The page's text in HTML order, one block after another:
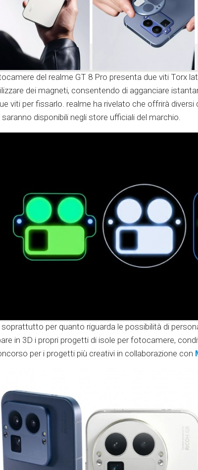
del realme GT 8 Pro presenta due viti Torx
dei magneti, consentendo di agganciare
viti per fissarlo. realme ha rivelato che offrirà
disponibili negli store ufficiali del marchio.
per quanto riguarda le possibilità di
in 3D i propri progetti di isole per fotocamere,
per i progetti più creativi in ​​collaborazione con